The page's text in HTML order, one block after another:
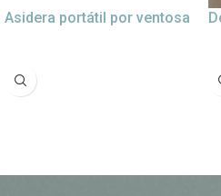
Asidera portátil por ventosa